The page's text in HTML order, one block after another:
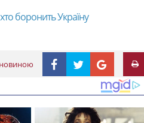
хто боронить Україну